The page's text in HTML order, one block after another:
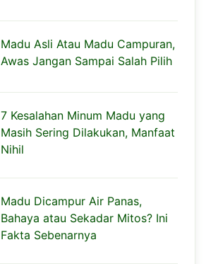
Madu Asli Atau Madu Campuran,
Awas Jangan Sampai Salah Pilih
7 Kesalahan Minum Madu yang
Masih Sering Dilakukan, Manfaat
Nihil
Madu Dicampur Air Panas,
Bahaya atau Sekadar Mitos? Ini
Fakta Sebenarnya